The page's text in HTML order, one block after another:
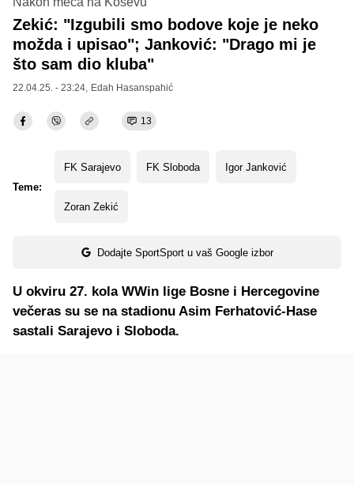
Zekić: "Izgubili smo bodove koje je neko
možda i upisao"; Janković: "Drago mi je
što sam dio kluba"
22.04.25. - 23:24, Edah Hasanspahić
13
Teme:
FK Sarajevo FK Sloboda Igor Janković
Zoran Zekić
Dodajte SportSport u vaš Google izbor
U okviru 27. kola WWin lige Bosne i Hercegovine
večeras su se na stadionu Asim Ferhatović-Hase
sastali Sarajevo i Sloboda.